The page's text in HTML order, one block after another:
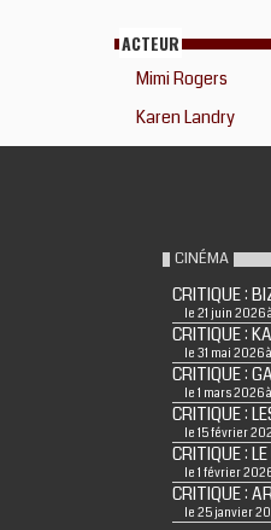
ACTEUR
Mimi Rogers
Karen Landry
CINÉMA
CRITIQUE :
le 21 juin 2026
CRITIQUE :
le 31 mai 2026
CRITIQUE :
le 1 mars 2026
CRITIQUE :
le 15 février
CRITIQUE :
le 1 février
CRITIQUE :
le 25 janvier